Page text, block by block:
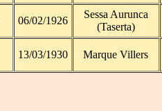
06/02/1926
Sessa Aurunca
(Taserta)
13/03/1930 Marque Villers